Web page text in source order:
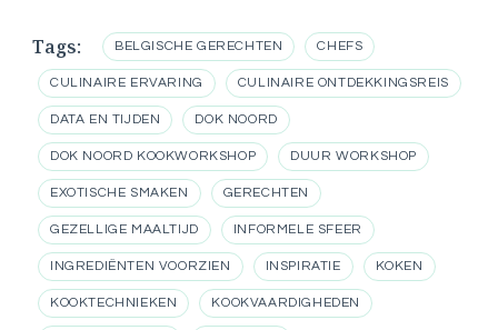
Tags: BELGISCHE GERECHTEN CHEFS
CULINAIRE ERVARING CULINAIRE ONTDEKKINGSREIS
DATA EN TIJDEN DOK NOORD
DOK NOORD KOOKWORKSHOP DUUR WORKSHOP
EXOTISCHE SMAKEN GERECHTEN
GEZELLIGE MAALTIJD INFORMELE SFEER
INGREDIËNTEN VOORZIEN INSPIRATIE KOKEN
KOOKTECHNIEKEN KOOKVAARDIGHEDEN